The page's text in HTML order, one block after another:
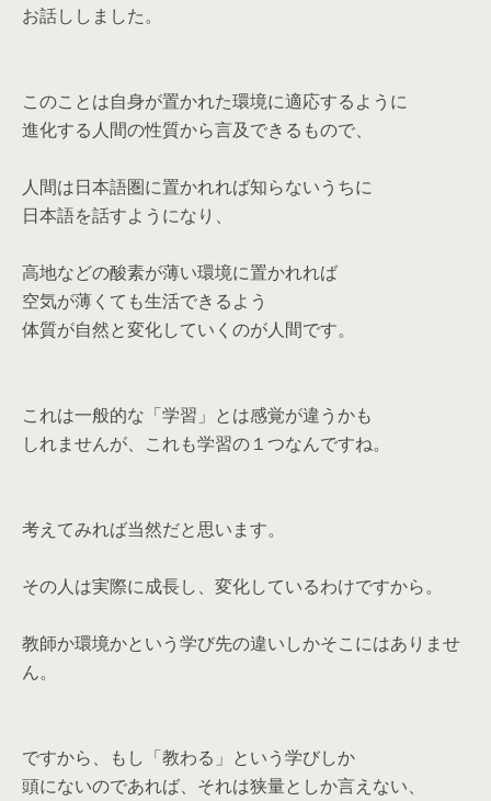
お話ししました。
このことは自身が置かれた環境に適応するように
進化する人間の性質から言及できるもので、
人間は日本語圏に置かれれば知らないうちに
日本語を話すようになり、
高地などの酸素が薄い環境に置かれれば
空気が薄くても生活できるよう
体質が自然と変化していくのが人間です。
これは一般的な「学習」とは感覚が違うかも
しれませんが、これも学習の１つなんですね。
考えてみれば当然だと思います。
その人は実際に成長し、変化しているわけですから。
教師か環境かという学び先の違いしかそこにはありませ
ん。
ですから、もし「教わる」という学びしか
頭にないのであれば、それは狭量としか言えない、